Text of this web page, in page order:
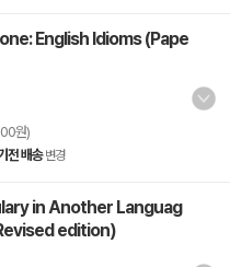
English Idioms (Pape
원)
전 배송 변경
in Another Languag
edition)